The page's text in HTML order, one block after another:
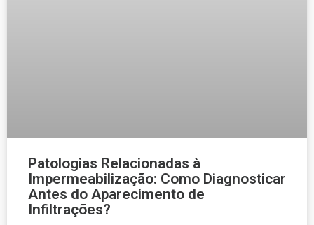
Patologias Relacionadas à
Impermeabilização: Como Diagnosticar
Antes do Aparecimento de
Infiltrações?